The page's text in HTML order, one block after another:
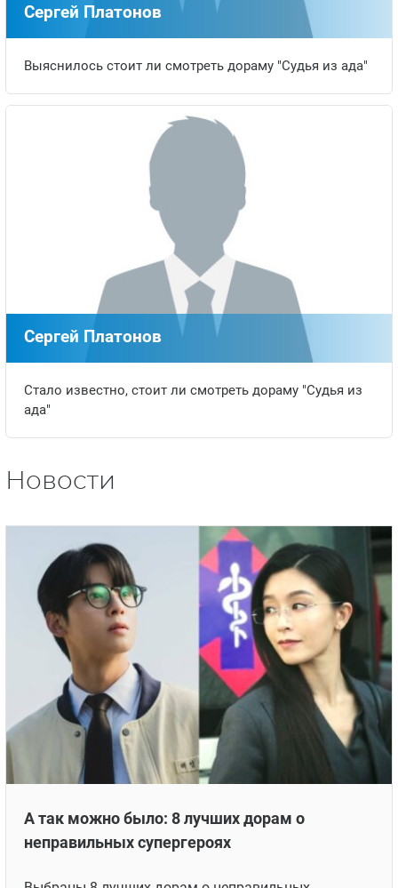
Сергей Платонов
Выяснилось стоит ли смотреть дораму "Судья из ада"
Сергей Платонов
Стало известно, стоит ли смотреть дораму "Судья из
ада"
Новости
А так можно было: 8 лучших дорам о
неправильных супергероях